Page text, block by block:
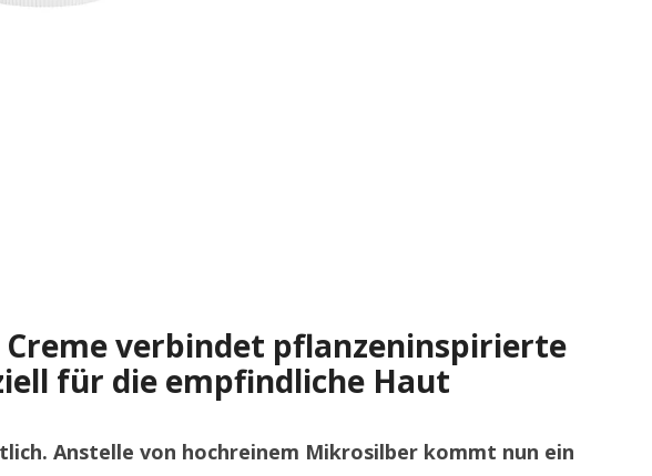
Creme verbindet pflanzeninspirierte
für die empfindliche Haut
Anstelle von hochreinem Mikrosilber kommt nun ein